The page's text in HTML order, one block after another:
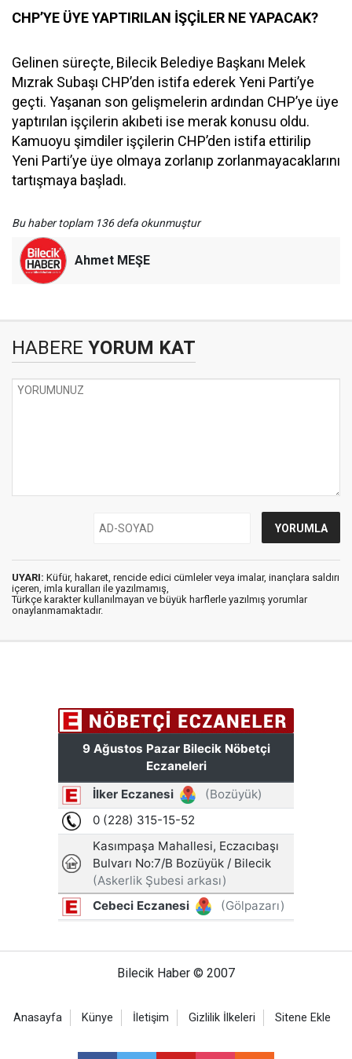
CHP’YE ÜYE YAPTIRILAN İŞÇİLER NE YAPACAK?
Gelinen süreçte, Bilecik Belediye Başkanı Melek
Mızrak Subaşı CHP’den istifa ederek Yeni Parti’ye
geçti. Yaşanan son gelişmelerin ardından CHP’ye üye
yaptırılan işçilerin akıbeti ise merak konusu oldu.
Kamuoyu şimdiler işçilerin CHP’den istifa ettirilip
Yeni Parti’ye üye olmaya zorlanıp zorlanmayacaklarını
tartışmaya başladı.
Bu haber toplam 136 defa okunmuştur
Ahmet MEŞE
HABERE YORUM KAT
UYARI: Küfür, hakaret, rencide edici cümleler veya imalar, inançlara saldırı
içeren, imla kuralları ile yazılmamış,
Türkçe karakter kullanılmayan ve büyük harflerle yazılmış yorumlar
onaylanmamaktadır.
Bilecik Haber © 2007
Anasayfa Künye İletişim Gizlilik İlkeleri Sitene Ekle